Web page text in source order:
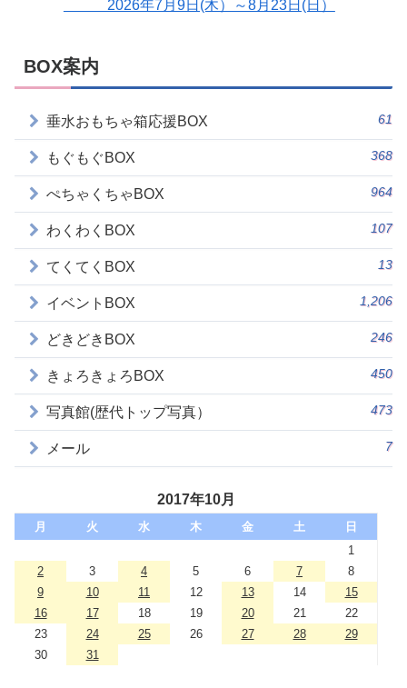
2026年7月9日(木）～8月23日(日）
BOX案内
垂水おもちゃ箱応援BOX 61
もぐもぐBOX 368
ぺちゃくちゃBOX 964
わくわくBOX 107
てくてくBOX 13
イベントBOX 1,206
どきどきBOX 246
きょろきょろBOX 450
写真館(歴代トップ写真） 473
メール 7
2017年10月
月 火 水 木 金 土
日
1
2
3 4 5 6 7
8
9
10 11 12 13 14
15
16
17 18 19 20 21
22
23
24 25 26 27 28
29
30
31